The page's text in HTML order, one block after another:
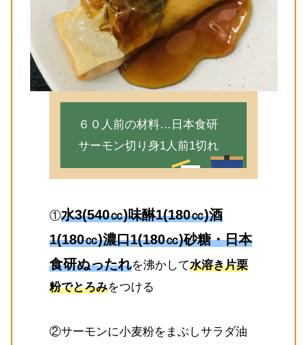
６０人前の材料…日本食研
サーモン切り身1人前1切れ
①水3(540㏄)味醂1(180㏄)酒
1(180㏄)濃口1(180㏄)砂糖・日本
食研ぬったれを沸かして水溶き片栗
粉でとろみをつける
②サーモンに小麦粉をまぶしサラダ油